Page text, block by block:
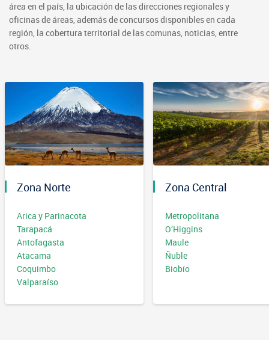
área en el país, la ubicación de las direcciones regionales y
oficinas de áreas, además de concursos disponibles en cada
región, la cobertura territorial de las comunas, noticias, entre
otros.
Zona Norte
Arica y Parinacota
Tarapacá
Antofagasta
Atacama
Coquimbo
Valparaíso
Zona Central
Metropolitana
O’Higgins
Maule
Ñuble
Biobío